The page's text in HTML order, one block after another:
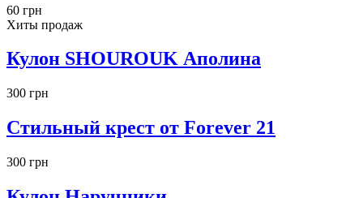
60 грн
Хиты продаж
Кулон SHOUROUK Аполина
300 грн
Стильный крест от Forever 21
300 грн